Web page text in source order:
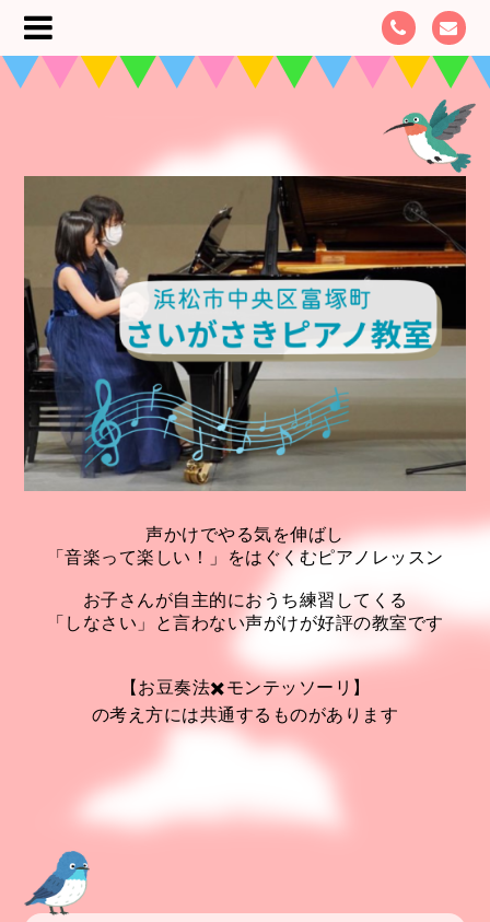
声かけでやる気を伸ばし
「音楽って楽しい！」をはぐくむピアノレッスン
お子さんが自主的におうち練習してくる
「しなさい」と言わない声がけが好評の教室です
【お豆奏法✖️モンテッソーリ】
の考え方には共通するものがあります